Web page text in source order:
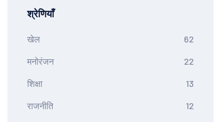
श्रेणियाँ
खेल 62
मनोरंजन 22
शिक्षा 13
राजनीति 12